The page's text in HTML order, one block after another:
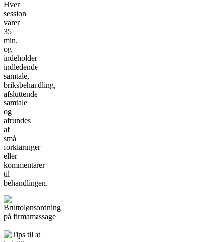
Hver
session
varer
35
min.
og
indeholder
indledende
samtale,
briksbehandling,
afsluttende
samtale
og
afrundes
af
små
forklaringer
eller
kommentarer
til
behandlingen.